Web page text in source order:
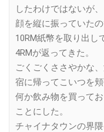
したわけではないが、
顔を縦に振っていた
10RM紙幣を取り出し
4RMが返ってきた。
ごくごくささやかな、
宿に帰ってこいつを頬
何か飲み物を買って
ことにした。
チャイナタウンの界